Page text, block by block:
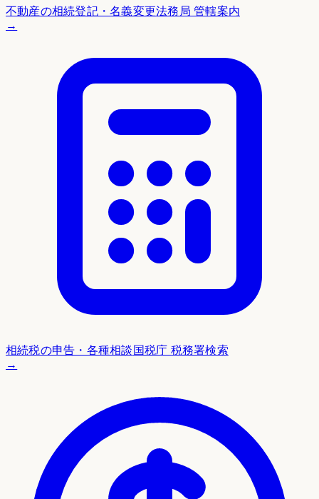
不動産の相続登記・名義変更法務局 管轄案内
→
相続税の申告・各種相談 国税庁 税務署検索
→